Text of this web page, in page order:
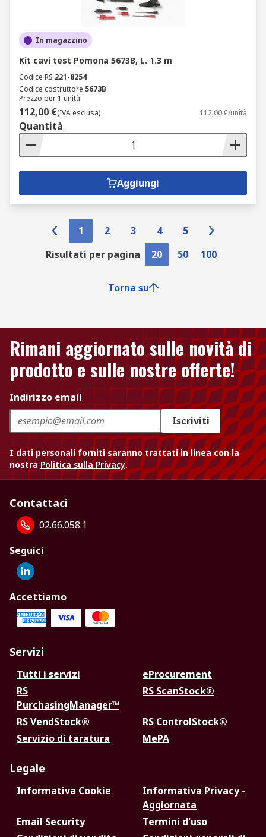
In magazzino
Kit cavi test Pomona 5673B, L. 1.3 m
Codice RS 221-8254
Codice costruttore 5673B
Prezzo per 1 unità
112,00 €(IVA esclusa) 112,00 €/unità
Quantità
Aggiungi
1 2 3 4
5
Risultati per pagina
20 50 100
Torna su
Rimani aggiornato sulle novità di
prodotto e sulle nostre offerte!
Indirizzo email
Iscriviti
I dati personali forniti saranno trattati in linea con la
nostra Politica sulla Privacy.
Contattaci
02.66.058.1
Seguici
Accettiamo
Servizi
Tutti i servizi
eProcurement
RS
PurchasingManager™
RS ScanStock®
RS VendStock®
RS ControlStock®
Servizio di taratura
MePA
Legale
Informativa Cookie
Informativa Privacy -
Aggiornata
Email Security
Termini d'uso